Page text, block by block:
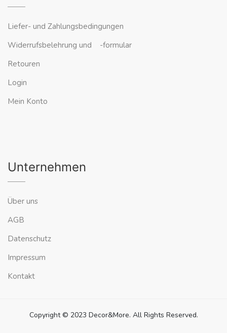
Liefer- und Zahlungsbedingungen
Widerrufsbelehrung und -formular
Retouren
Login
Mein Konto
Unternehmen
Über uns
AGB
Datenschutz
Impressum
Kontakt
Copyright © 2023 Decor&More. All Rights Reserved.